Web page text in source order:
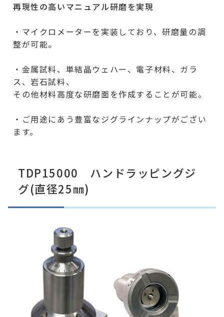
再現性の高いマニュアル研磨を実現
・マイクロメーターを実装しており、研磨量の調
整が可能。
・金属試料、単結晶ウェハー、電子材料、ガラ
ス、岩石試料、
その他材料高度な研磨面を作成することが可能。
・ご用途にあう豊富なジグラインナップがござい
ます。
TDP15000 ハンドラッピングジ
グ(直径25㎜)